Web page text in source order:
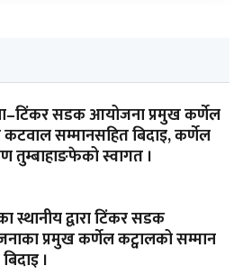
सडक आयोजना प्रमुख कर्णेल
सम्मानसहित बिदाइ, कर्णेल
तुम्बाहाङफेको स्वागत ।
स्थानीय द्वारा टिंकर सडक
प्रमुख कर्णेल कट्वालको सम्मान
।